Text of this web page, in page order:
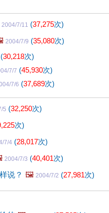
2004/7/11 (37,275次)
2004/7/9 (35,080次)
(30,218次)
7/7 (45,930次)
7/6 (37,689次)
5 (32,250次)
次)
7/4 (28,017次)
2004/7/3 (40,401次)
说？ 🖼️ 2004/7/2 (27,981次)